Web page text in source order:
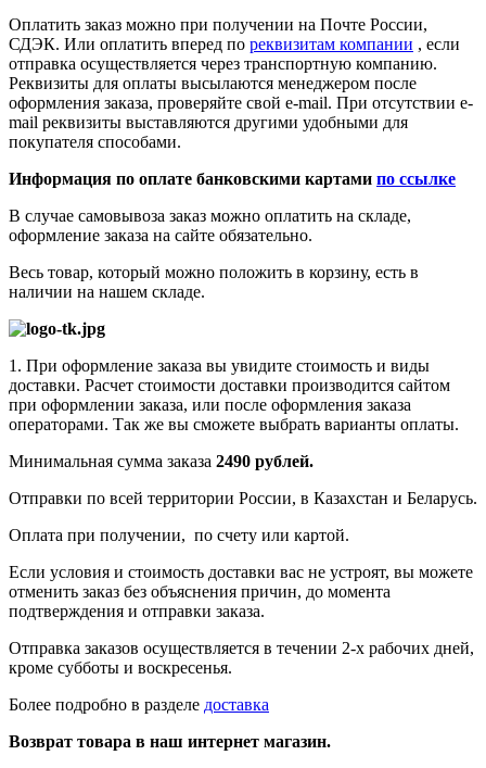
Оплатить заказ можно при получении на Почте России,
СДЭК. Или оплатить вперед по реквизитам компании , если
отправка осуществляется через транспортную компанию.
Реквизиты для оплаты высылаются менеджером после
оформления заказа, проверяйте свой e-mail. При отсутствии e-
mail реквизиты выставляются другими удобными для
покупателя способами.
Информация по оплате банковскими картами по ссылке
В случае самовывоза заказ можно оплатить на складе,
оформление заказа на сайте обязательно.
Весь товар, который можно положить в корзину, есть в
наличии на нашем складе.
1. При оформление заказа вы увидите стоимость и виды
доставки. Расчет стоимости доставки производится сайтом
при оформлении заказа, или после оформления заказа
операторами. Так же вы сможете выбрать варианты оплаты.
Минимальная сумма заказа 2490 рублей.
Отправки по всей территории России, в Казахстан и Беларусь.
Оплата при получении, по счету или картой.
Если условия и стоимость доставки вас не устроят, вы можете
отменить заказ без объяснения причин, до момента
подтверждения и отправки заказа.
Отправка заказов осуществляется в течении 2-х рабочих дней,
кроме субботы и воскресенья.
Более подробно в разделе доставка
Возврат товара в наш интернет магазин.